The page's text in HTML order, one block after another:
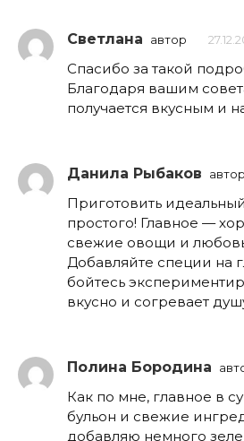
Светлана автор
Спасибо за такой
Благодаря вашим
получается вкусным и
Данила Рыбаков автор
Приготовить
простого! Главное —
свежие овощи и
Добавляйте специи на
бойтесь
вкусно и согревает
Полина Бородина
Как по мне, главное в
бульон и свежие
добавляю немного